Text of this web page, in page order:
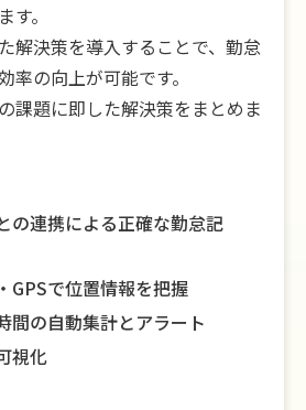
。
解決策を導入することで、勤怠
率の向上が可能です。
課題に即した解決策をまとめま
の連携による正確な勤怠記
GPSで位置情報を把握
間の自動集計とアラート
視化